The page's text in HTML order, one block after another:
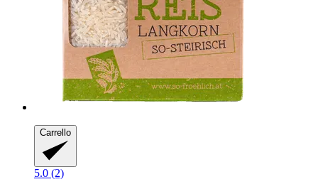
Carrello
5.0 (2)